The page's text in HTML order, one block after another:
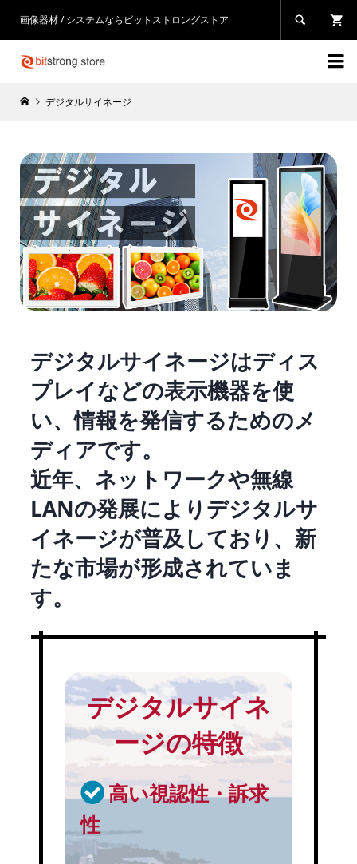
画像器材 / システムならビットストロングストア 

デジタルサイネージ
デジタルサイネージはディス
プレイなどの表示機器を使
い、情報を発信するためのメ
ディアです。
近年、ネットワークや無線
LANの発展によりデジタルサ
イネージが普及しており、新
たな市場が形成されていま
す。
デジタルサイネ
ージの特徴
高い視認性・訴求
性